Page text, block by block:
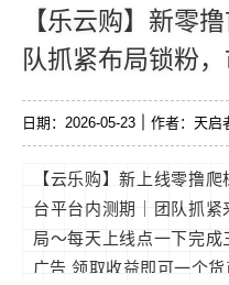
在短视频以及创业中少走
弯路。大笑是个草根。...
【乐云购】新零
队抓紧布局锁粉
日期：2026-05-23 作者：天启
【云乐购】新上线零撸爬
台平台内测期｜团队抓紧
局～每天上线点一下完成
广告 领取收益即可一个货